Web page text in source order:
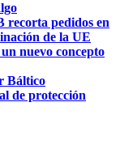
recorta pedidos en
de la UE
nuevo concepto
Báltico
de protección